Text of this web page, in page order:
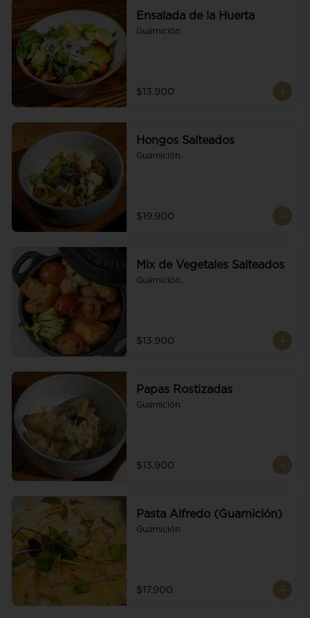
Ensalada de la Huerta
Guarnición.
$13.900
Hongos Salteados
Guarnición.
$19.900
Mix de Vegetales Salteados
Guarnición.
$13.900
Papas Rostizadas
Guarnición.
$13.900
Pasta Alfredo (Guarnición)
Guarnición.
$17.900